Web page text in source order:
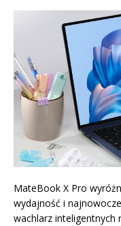
MateBook X Pro
wydajność i
wachlarz inteligentnych